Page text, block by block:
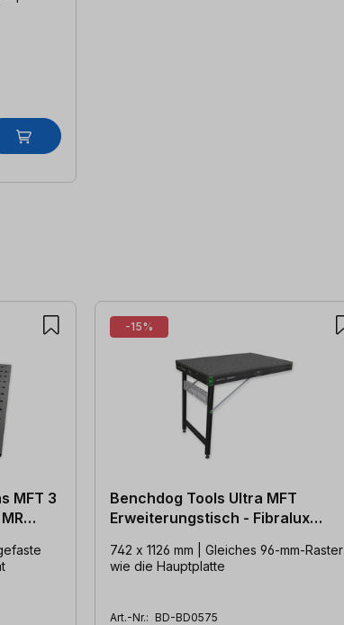
MFT 3
-15%
Benchdog Tools Ultra MFT
Erweiterungstisch - Fibralux
742 x 1126 mm | Gleiches 96-mm-Raster
wie die Hauptplatte
Art.-Nr.: BD-BD0575